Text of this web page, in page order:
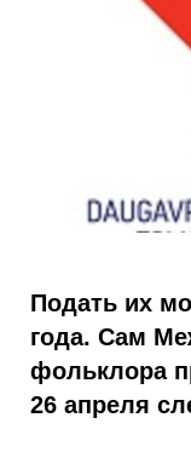
Подать их
года. Сам
фольклора
26 апреля